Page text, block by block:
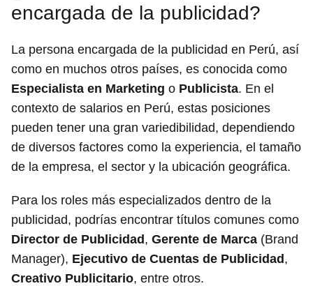
encargada de la publicidad?
La persona encargada de la publicidad en Perú, así
como en muchos otros países, es conocida como
Especialista en Marketing o Publicista. En el
contexto de salarios en Perú, estas posiciones
pueden tener una gran variedibilidad, dependiendo
de diversos factores como la experiencia, el tamaño
de la empresa, el sector y la ubicación geográfica.
Para los roles más especializados dentro de la
publicidad, podrías encontrar títulos comunes como
Director de Publicidad, Gerente de Marca (Brand
Manager), Ejecutivo de Cuentas de Publicidad,
Creativo Publicitario, entre otros.